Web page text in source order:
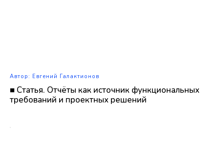
Автор: Евгений Галактионов
■ Статья. Отчёты как источник функциональных
требований и проектных решений